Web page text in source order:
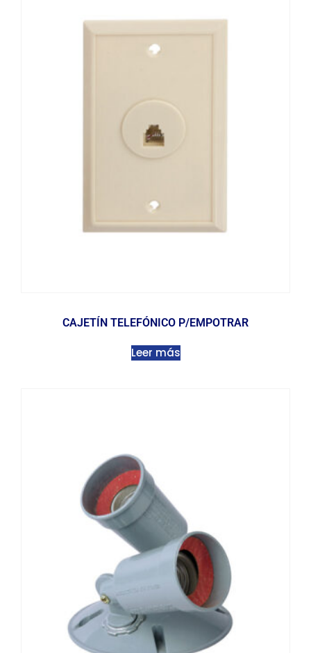
CAJETÍN TELEFÓNICO P/EMPOTRAR
Leer más